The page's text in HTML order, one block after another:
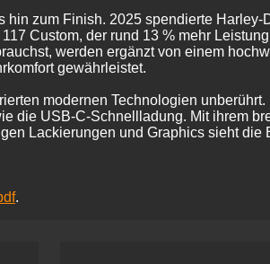
zum Finish. 2025 spendierte
Custom, der rund 13 % mehr
werden ergänzt von einem
gewährleistet.
modernen Technologien
die USB-C-Schnellladung. Mit ihrem
Lackierungen und Graphics sieht die
.